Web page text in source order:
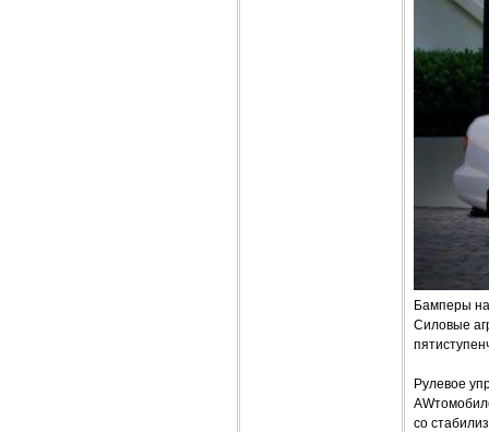
Бамперы
Силовые
Рулевое
со